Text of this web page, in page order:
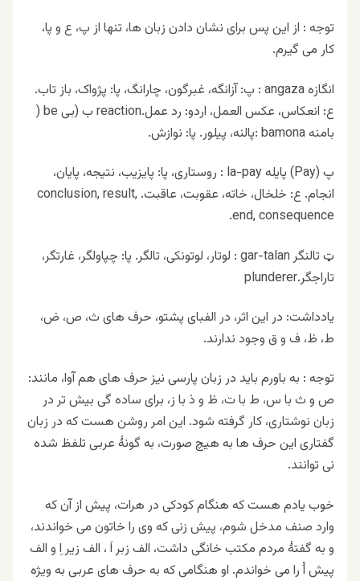
توجه : از این پس برای نشان دادن زبان ها، تنها از پ، ع و پا،
کار می گیرم.
انگازه angaza : پ: آزانگه، غبرگون، چارانگ، پا: پژواک، باز تاب.
ع: انعکاس، عکس العمل، اردو: رد عمل.reaction ب (بی be (
بامنه bamona :پالنه، پیلور. پا: نوازش.
پ (Pay) پایله la-pay : روستاری، پا: پایزیب، نتیجه، پایان،
انجام. ع: خلخال، خاته، عقوبت، عاقبت. conclusion, result,
end, consequence.
ټ تالنگر gar-talan : لوتار، لوتونکی، تالگر. پا: چپاولگر، غارتگر،
تاراجگر.plunderer
یادداشت: در این اثر، در الفبای پشتو، حرف های ث، ص، ض،
ط، ظ، ف و ق وجود ندارند.
توجه : به باورم باید در زبان پارسی نیز حرف های هم آوا، مانند:
ص و ث با س، ط با ت، ظ و ذ با ز، برای ساده گی بیش تر در
زبان نوشتاری، کار گرفته شود. این امر روشن هست که در زبان
گفتاری این حرف ها به هیچ صورت، به گونهٔ عربی تلفظ شده
نی توانند.
خوب یادم هست که هنگام کودکی در هرات، پیش از آن که
وارد صنف مدخل شوم، پیش زنی که وی را خاتون می خواندند،
و به گفتهٔ مردم مکتب خانگی داشت، الف زبر اَ ، الف زیر اِ و الف
پیش اُ را می خواندم. او هنگامی که به حرف های عربی به ویژه